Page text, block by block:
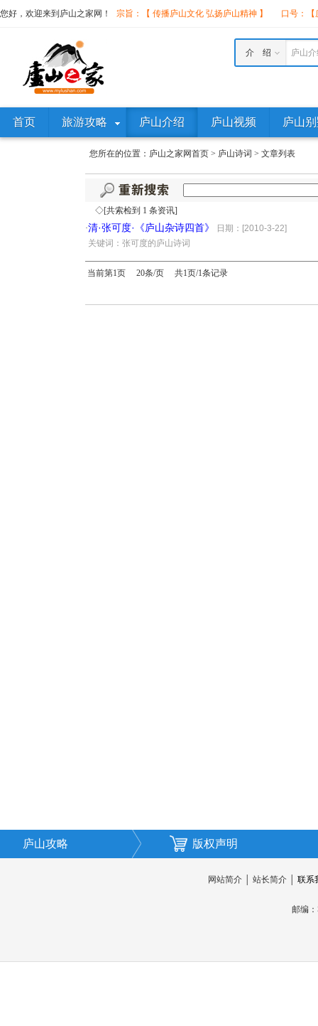
您好，欢迎来到庐山之家网！ 宗旨：【 传播庐山文化 弘扬庐山精神 】 口号：
庐山
介 绍
首页 旅游攻略 庐山介绍 庐山视频 庐山
您所在的位置： 庐山之家网首页 > 庐山诗词 > 文章列表
◇[共索检到 1 条资讯]
·清·张可度·《庐山杂诗四首》
日期：[2010-3-22]
关键词：张可度的庐山诗词
当前第1页 20条/页 共1页/1条记录
庐山攻略 版权声明
网站简介│ 站长简介│ 联系
邮编